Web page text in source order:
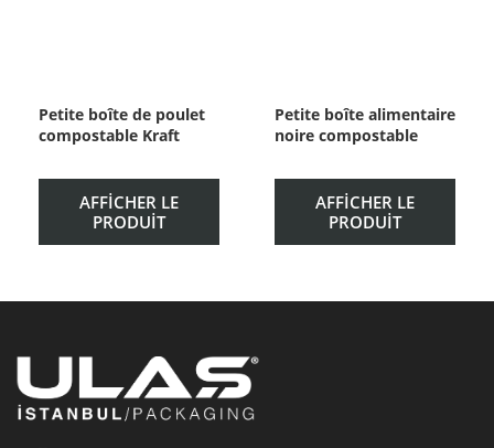
Petite boîte de poulet
compostable Kraft
AFFICHER LE
PRODUIT
Petite boîte alimentaire
noire compostable
AFFICHER LE
PRODUIT